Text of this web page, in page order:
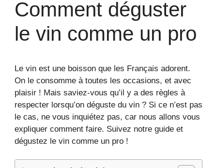
Comment déguster
le vin comme un pro
Le vin est une boisson que les Français adorent.
On le consomme à toutes les occasions, et avec
plaisir ! Mais saviez-vous qu’il y a des règles à
respecter lorsqu’on déguste du vin ? Si ce n’est pas
le cas, ne vous inquiétez pas, car nous allons vous
expliquer comment faire. Suivez notre guide et
dégustez le vin comme un pro !